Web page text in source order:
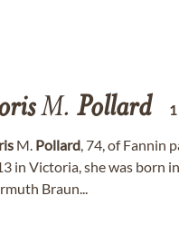
M. Pollard
M. Pollard, 74, of Fannin
in Victoria, she was born
Braun...